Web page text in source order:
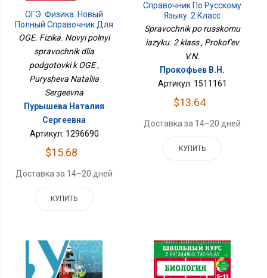
ОГЭ. Физика. Новый
Полный Справочник Для
Подготовки К ОГЭ
OGE. Fizika. Novyi polnyi
spravochnik dlia
podgotovki k OGE ,
Purysheva Nataliia
Sergeevna
Пурышева Наталия
Сергеевна
Артикул: 1296690
$15.68
Доставка за 14–20 дней
КУПИТЬ
Справочник По Русскому
Языку. 2 Класс
Spravochnik po russkomu
iazyku. 2 klass , Prokof'ev
V.N.
Прокофьев В.Н.
Артикул: 1511161
$13.64
Доставка за 14–20 дней
КУПИТЬ